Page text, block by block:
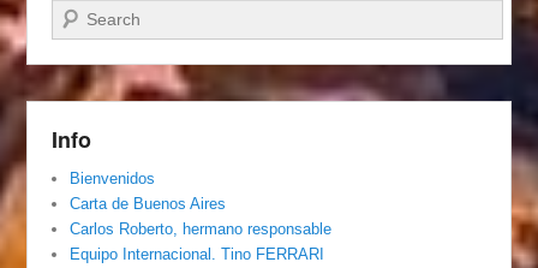
Buscar
Info
Bienvenidos
Carta de Buenos Aires
Carlos Roberto, hermano responsable
Equipo Internacional. Tino FERRARI